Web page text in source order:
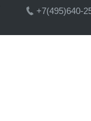
+7(495)640-